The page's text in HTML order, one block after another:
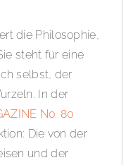
die Philosophie,
steht für eine
selbst, der
In der
No. 80
Die von der
und der